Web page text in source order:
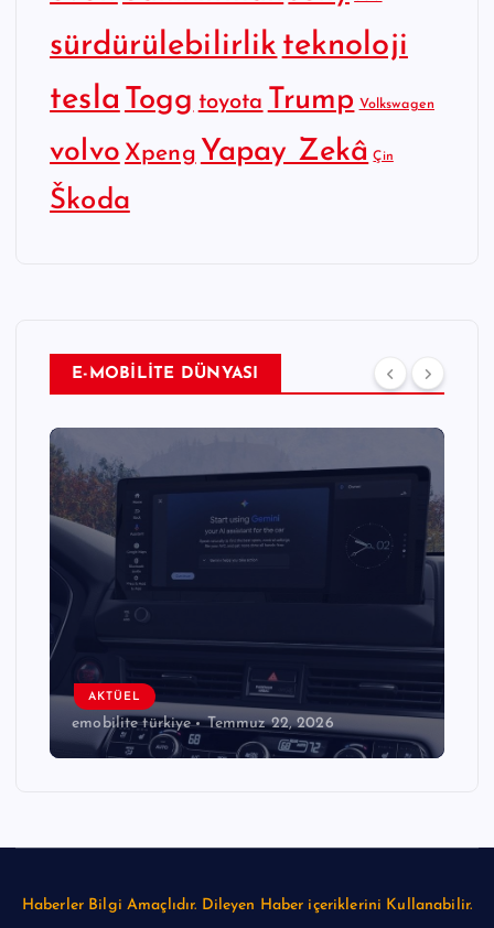
sürdürülebilirlik teknoloji
tesla Togg toyota Trump Volkswagen
volvo Xpeng Yapay Zekâ Çin
Škoda
E-MOBİLİTE DÜNYASI
AKTÜEL
emobilite türkiye Temmuz 22, 2026
Haberler Bilgi Amaçlıdır. Dileyen Haber içeriklerini Kullanabilir.